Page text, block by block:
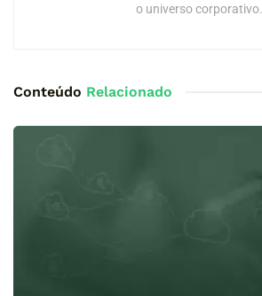
o universo corporativo.
Conteúdo Relacionado